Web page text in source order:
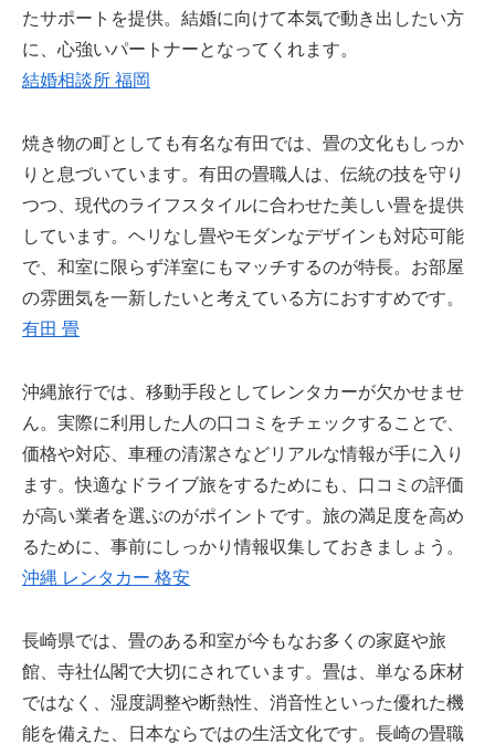
たサポートを提供。結婚に向けて本気で動き出したい方
に、心強いパートナーとなってくれます。
結婚相談所 福岡
焼き物の町としても有名な有田では、畳の文化もしっか
りと息づいています。有田の畳職人は、伝統の技を守り
つつ、現代のライフスタイルに合わせた美しい畳を提供
しています。ヘリなし畳やモダンなデザインも対応可能
で、和室に限らず洋室にもマッチするのが特長。お部屋
の雰囲気を一新したいと考えている方におすすめです。
有田 畳
沖縄旅行では、移動手段としてレンタカーが欠かせませ
ん。実際に利用した人の口コミをチェックすることで、
価格や対応、車種の清潔さなどリアルな情報が手に入り
ます。快適なドライブ旅をするためにも、口コミの評価
が高い業者を選ぶのがポイントです。旅の満足度を高め
るために、事前にしっかり情報収集しておきましょう。
沖縄 レンタカー 格安
長崎県では、畳のある和室が今もなお多くの家庭や旅
館、寺社仏閣で大切にされています。畳は、単なる床材
ではなく、湿度調整や断熱性、消音性といった優れた機
能を備えた、日本ならではの生活文化です。長崎の畳職